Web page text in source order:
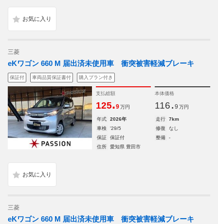
三菱
eKワゴン 660 M 届出済未使用車 衝突被害軽減ブレーキ
保証付 車両品質保証書付 購入プラン付き
支払総額
125.9 万円
本体価格
116. 9 万円
年式 2026年 走行
7km
車検
'29/5 修復
なし
保証
保証付 整備
-
住所
愛知県 豊田市
三菱
eKワゴン 660 M 届出済未使用車 衝突被害軽減ブレーキ